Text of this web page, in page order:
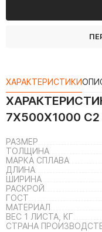
ХАРАКТЕРИСТИКИ
7Х500Х1000 С2
РАЗМЕР
ТОЛЩИНА
МАРКА СПЛАВА
ДЛИНА
ШИРИНА
РАСКРОЙ
ГОСТ
МАТЕРИАЛ
ВЕС 1 ЛИСТА, КГ
СТРАНА